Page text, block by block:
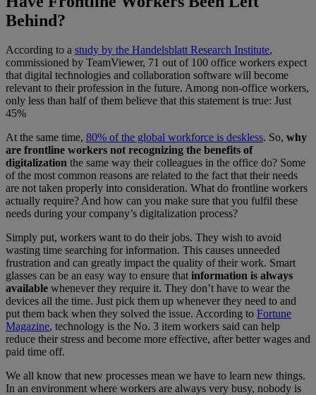
Behind?
According to a study by the Handelsblatt Research Institute,
commissioned by TeamViewer, 71 out of 100 office workers expect
that digital technologies and collaboration software will become
relevant to their profession in the future. Among non-office workers,
only less than half of them believe that this statement is true: Just
45%
At the same time, 80% of the global workforce is deskless. So, why
are frontline workers not recognizing the benefits of
digitalization the same way their colleagues in the office do? Some
of the most common reasons are related to the fact that their needs
are not taken properly into consideration. What do frontline workers
actually require? And how can you make sure that you fulfil these
needs during your company’s digitalization process?
Simply put, workers want to do their jobs. They wish to avoid
wasting time searching for information. This causes unneeded
frustration and can greatly impact the quality of their work. Smart
glasses can be an easy way to ensure thatinformation is always
available whenever they require it. They don’t have to wear the
devices all the time. Just pick them up whenever they need to and
put them back when they solved the issue. According to Fortune
Magazine, technology is the No. 3 item workers said can help
reduce their stress and become more effective, after better wages and
paid time off.
We all know that new processes mean we have to learn new things.
In an environment where workers are always very busy, nobody is